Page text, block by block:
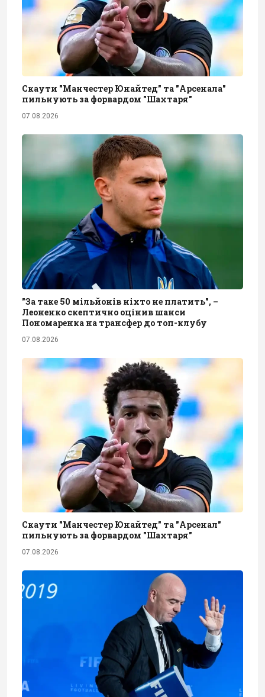
Скаути "Манчестер Юнайтед" та "Арсенала"
пильнують за форвардом "Шахтаря"
07.08.2026
"За таке 50 мільйонів ніхто не платить", –
Леоненко скептично оцінив шанси
Пономаренка на трансфер до топ-клубу
07.08.2026
Скаути "Манчестер Юнайтед" та "Арсенал"
пильнують за форвардом "Шахтаря"
07.08.2026